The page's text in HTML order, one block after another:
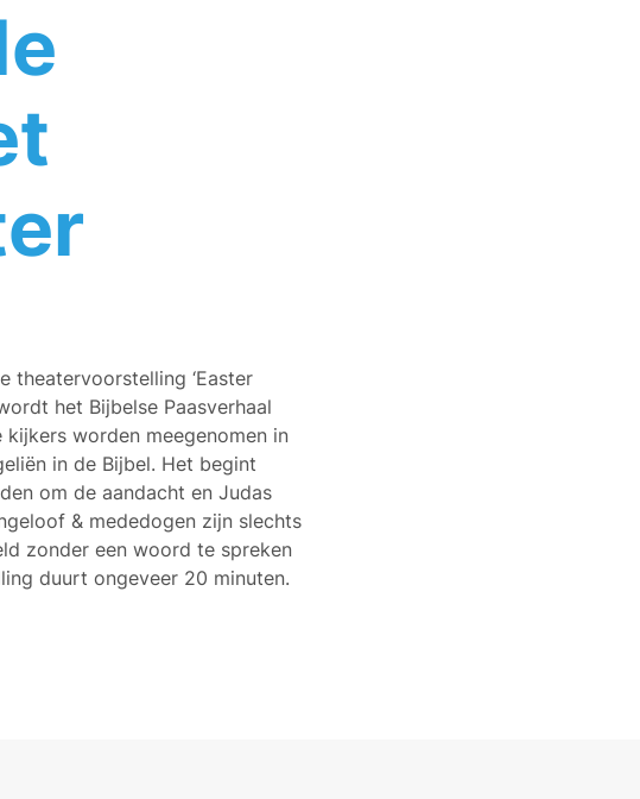
theatervoorstelling ‘Easter
het Bijbelse Paasverhaal
worden meegenomen in
in de Bijbel. Het begint
om de aandacht en Judas
& mededogen zijn slechts
zonder een woord te spreken
duurt ongeveer 20 minuten.